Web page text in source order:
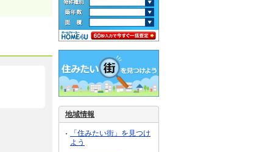
地域情報
「住みたい街」を見つけ
よう